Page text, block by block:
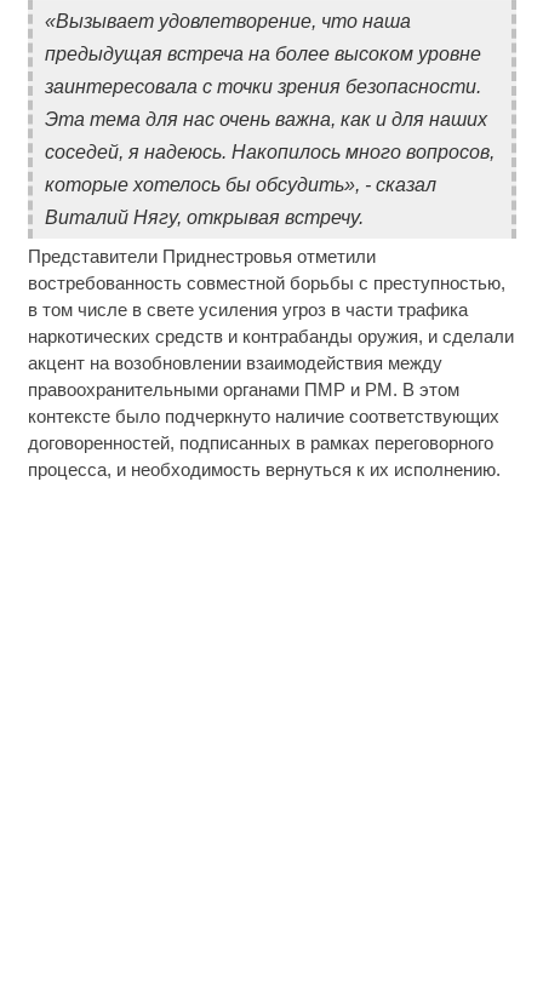
«Вызывает удовлетворение, что наша
предыдущая встреча на более высоком уровне
заинтересовала с точки зрения безопасности.
Эта тема для нас очень важна, как и для наших
соседей, я надеюсь. Накопилось много вопросов,
которые хотелось бы обсудить», - сказал
Виталий Нягу, открывая встречу.
Представители Приднестровья отметили
востребованность совместной борьбы с преступностью,
в том числе в свете усиления угроз в части трафика
наркотических средств и контрабанды оружия, и сделали
акцент на возобновлении взаимодействия между
правоохранительными органами ПМР и РМ. В этом
контексте было подчеркнуто наличие соответствующих
договоренностей, подписанных в рамках переговорного
процесса, и необходимость вернуться к их исполнению.